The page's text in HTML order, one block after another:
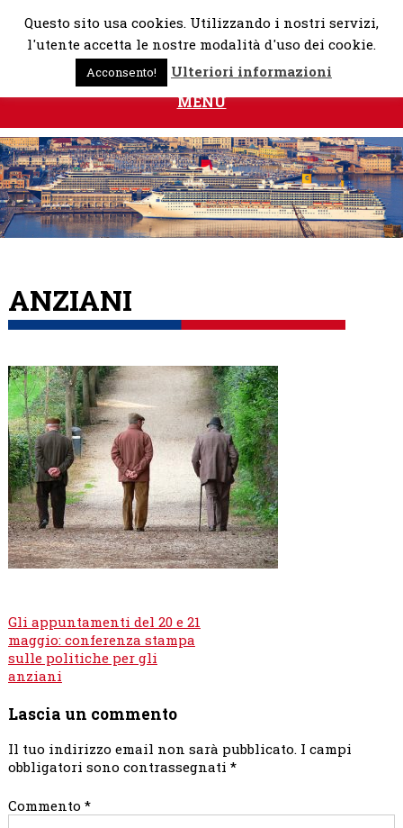
Skip
MENU
ANZIANI
Navigazione
articoli
Gli appuntamenti del 20 e 21
maggio: conferenza stampa
sulle politiche per gli
anziani
Lascia un commento
Il tuo indirizzo email non sarà pubblicato. I campi
obbligatori sono contrassegnati *
Commento *
Questo sito usa cookies. Utilizzando i nostri servizi,
l'utente accetta le nostre modalità d'uso dei cookie.
Acconsento! Ulteriori informazioni